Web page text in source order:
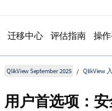
迁移中心 评估指南 操
QlikView September 2025 QlikView
用户首选项：